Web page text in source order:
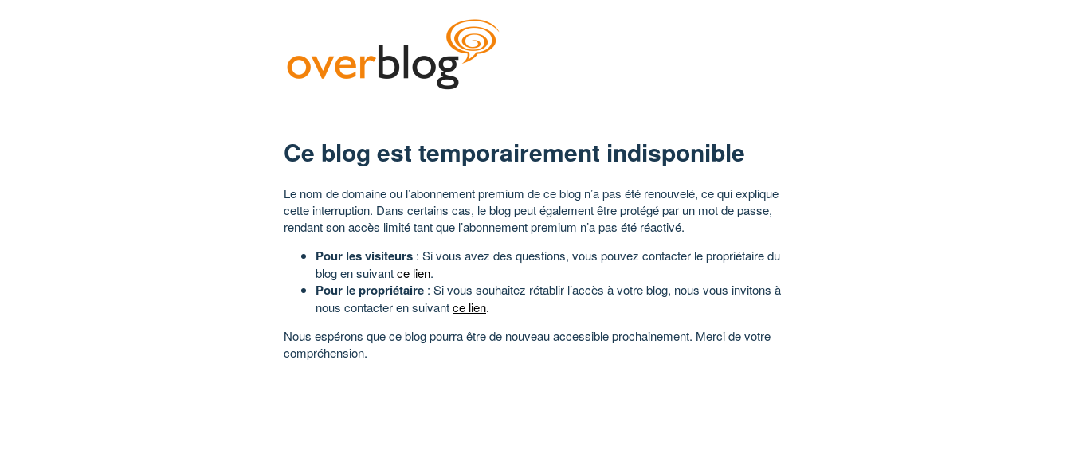
Ce blog est temporairement indisponible
Le nom de domaine ou l’abonnement premium de ce blog n’a pas été renouvelé, ce qui explique
cette interruption. Dans certains cas, le blog peut également être protégé par un mot de passe,
rendant son accès limité tant que l’abonnement premium n’a pas été réactivé.
Pour les visiteurs : Si vous avez des questions, vous pouvez contacter le propriétaire du
blog en suivantce lien.
Pour le propriétaire : Si vous souhaitez rétablir l’accès à votre blog, nous vous invitons à
nous contacter en suivantce lien.
Nous espérons que ce blog pourra être de nouveau accessible prochainement. Merci de votre
compréhension.